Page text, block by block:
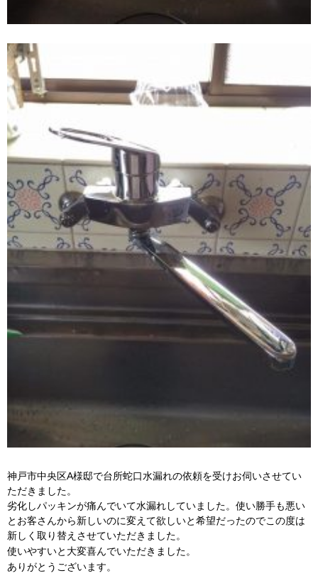
神戸市中央区A様邸で台所蛇口水漏れの依頼を受けお伺いさせてい
ただきました。
劣化しパッキンが痛んでいて水漏れしていました。使い勝手も悪い
とお客さんから新しいのに変えて欲しいと希望だったのでこの度は
新しく取り替えさせていただきました。
使いやすいと大変喜んでいただきました。
ありがとうございます。